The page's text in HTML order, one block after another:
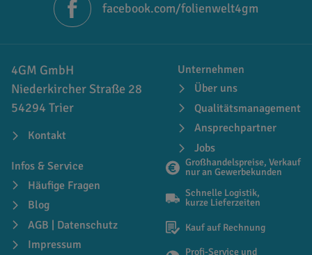
facebook.com/folienwelt4gm
4GM GmbH
Niederkircher Straße 28
54294 Trier
Kontakt
Unternehmen
Über uns
Qualitätsmanagement
Ansprechpartner
Jobs
Infos & Service
Häufige Fragen
Blog
AGB | Datenschutz
Impressum
Großhandelspreise, Verkauf
nur an Gewerbekunden
Schnelle Logistik,
kurze Lieferzeiten
Kauf auf Rechnung
Profi-Service und